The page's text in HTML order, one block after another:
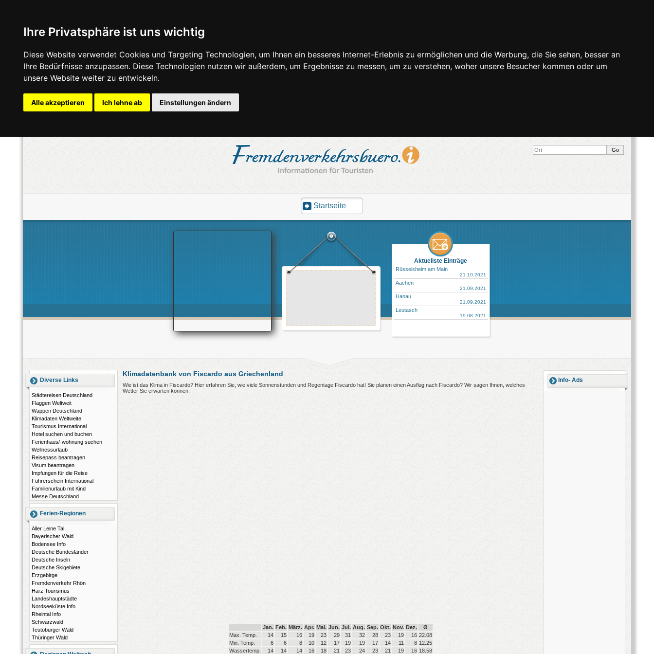
Ihre Privatsphäre ist uns wichtig
Diese Website verwendet Cookies und Targeting Technologien, um Ihnen ein besseres Internet-Erlebnis zu ermöglichen und die Werbung, die Sie sehen, besser an
Ihre Bedürfnisse anzupassen. Diese Technologien nutzen wir außerdem, um Ergebnisse zu messen, um zu verstehen, woher unsere Besucher kommen oder um
unsere Website weiter zu entwickeln.
Alle akzeptieren Ich lehne ab Einstellungen ändern
Startseite
Aktuellste Einträge
Rüsselsheim am Main
21.10.2021
Aachen
21.09.2021
Hanau
21.09.2021
Leutasch
19.08.2021
Diverse Links
Städtereisen Deutschland
Flaggen Weltweit
Wappen Deutschland
Klimadaten Weltweite
Tourismus International
Hotel suchen und buchen
Ferienhaus/-wohnung suchen
Wellnessurlaub
Reisepass beantragen
Visum beantragen
Impfungen für die Reise
Führerschein International
Familienurlaub mit Kind
Messe Deutschland
Ferien-Regionen
Aller Leine Tal
Bayerischer Wald
Bodensee Info
Deutsche Bundesländer
Deutsche Inseln
Deutsche Skigebiete
Erzgebirge
Fremdenverkehr Rhön
Harz Tourismus
Landeshauptstädte
Nordseeküste Info
Rheintal Info
Schwarzwald
Teutoburger Wald
Thüringer Wald
Info- Ads
Klimadatenbank von Fiscardo aus Griechenland
Wie ist das Klima in Fiscardo? Hier erfahren Sie, wie viele Sonnenstunden und Regentage Fiscardo hat! Sie planen einen Ausflug nach Fiscardo? Wir sagen Ihnen, welches
Wetter Sie erwarten können.
Jan. Feb. März. Apr. Mai. Jun. Jul. Aug. Sep. Okt. Nov. Dez.
Ø
Max. Temp.
14 15 16 19 23 29 31 32 28 23 19 16 22.08
Min. Temp.
6 6 8 10 12 17 19 19 17 14 11 8 12.25
Wassertemp.
14 14 14 16 18 21 23 24 23 21 19 16 18.58